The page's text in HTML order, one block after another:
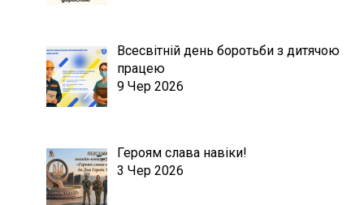
Всесвітній день боротьби з дитячою
працею
9 Чер 2026
Героям слава навіки!
3 Чер 2026